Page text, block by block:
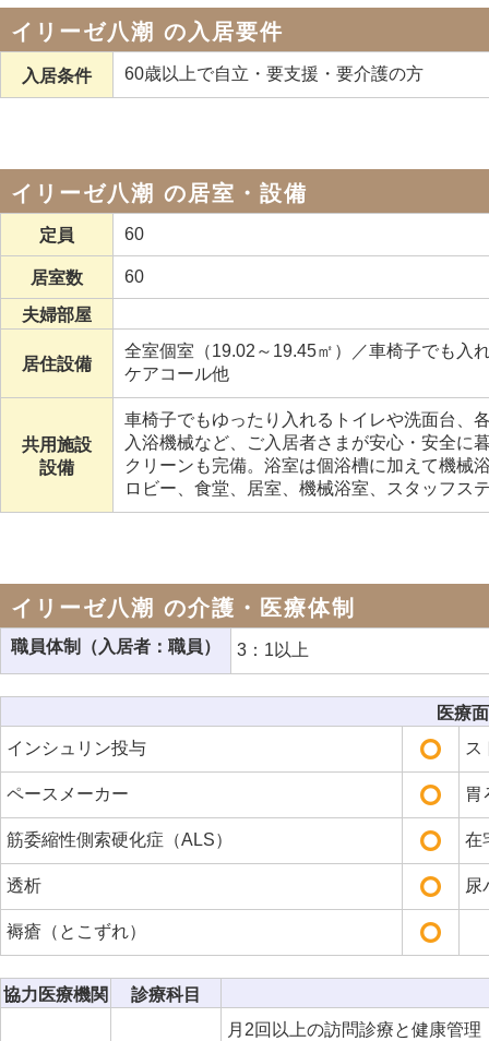
イリーゼ八潮 の入居要件
入居条件 60歳以上で自立・要支援・要介護の方
イリーゼ八潮 の居室・設備
定員 60
居室数 60
夫婦部屋
居住設備
全室個室（19.02～19.45㎡）／車椅子でも入
ケアコール他
共用施設
設備
車椅子でもゆったり入れるトイレや洗面台、
入浴機械など、ご入居者さまが安心・安全に
クリーンも完備。浴室は個浴槽に加えて機械
ロビー、食堂、居室、機械浴室、スタッフス
イリーゼ八潮 の介護・医療体制
職員体制（入居者：職員） 3：1以上
医療
インシュリン投与
ス
ペースメーカー 胃
筋委縮性側索硬化症（ALS） 在
透析 尿
褥瘡（とこずれ）
協力医療機関
診療科目
月2回以上の訪問診療と健康管理